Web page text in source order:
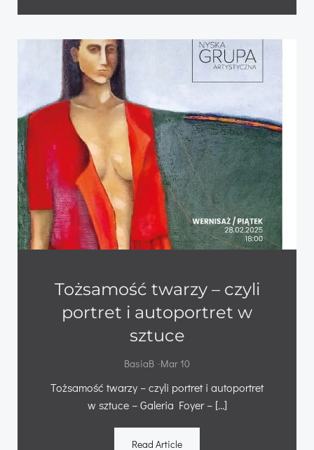
Tożsamość twarzy – czyli
portret i autoportret w
sztuce
BasiaB -Mar 10
Tożsamość twarzy – czyli portret i autoportret
w sztuce – Galeria Foyer – […]
Read Article